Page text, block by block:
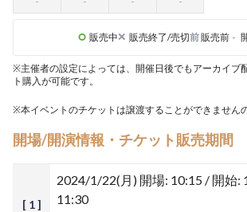
販売中 販売終了/売切前販売前 -
※主催者の設定によっては、開催日後でもアーカイブ
ト購入が可能です。
※本イベントのチケットは譲渡することができません
開場/開演情報・チケット販売期間
[ 1 ]
2024/1/22(月) 開場: 10:15 / 開始:
11:30